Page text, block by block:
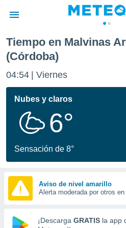
de
por
para
que se
calidad.
las
y
forma
basada
Tiempo en Malvinas
(Córdoba)
04:55 Viernes
Nubes y claros
6°
Sensación de 8°
Aviso de nivel amarillo
Alerta moderada por otros
¡Descarga GRATIS la app